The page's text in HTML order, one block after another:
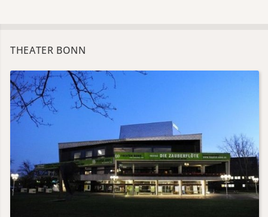
THEATER BONN